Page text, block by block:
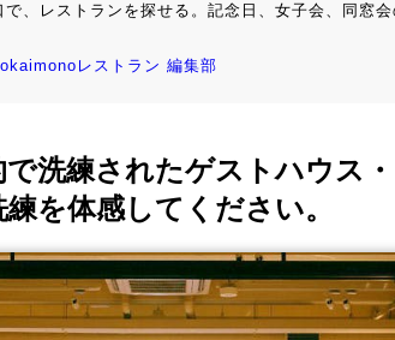
で、レストランを探せる。記念日、女子会、同窓
okaimonoレストラン 編集部
洗練されたゲストハウス
を体感してください。